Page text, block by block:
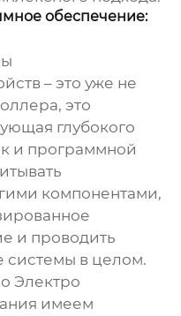
обеспечение:
– это уже не
это
глубокого
и программной
компонентами,
и проводить
системы в целом.
Электро
имеем